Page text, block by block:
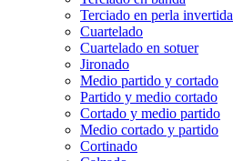
Terciado en perla invertida
Cuartelado
Cuartelado en sotuer
Jironado
Medio partido y cortado
Partido y medio cortado
Cortado y medio partido
Medio cortado y partido
Cortinado